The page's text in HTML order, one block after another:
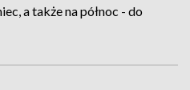
a także na północ - do